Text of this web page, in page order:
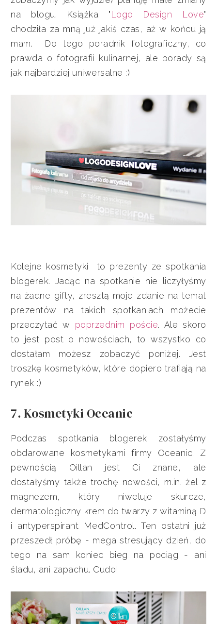
na blogu. Książka "Logo Design Love"
chodziła za mną już jakiś czas, aż w końcu ją
mam. Do tego poradnik fotograficzny, co
prawda o fotografii kulinarnej, ale porady są
jak najbardziej uniwersalne :)
Kolejne kosmetyki to prezenty ze spotkania
blogerek. Jadąc na spotkanie nie liczyłyśmy
na żadne gifty, zresztą moje zdanie na temat
prezentów na takich spotkaniach możecie
przeczytać w poprzednim poście. Ale skoro
to jest post o nowościach, to wszystko co
dostałam możesz zobaczyć poniżej. Jest
troszkę kosmetyków, które dopiero trafiają na
rynek :)
7. Kosmetyki Oceanic
Podczas spotkania blogerek zostałyśmy
obdarowane kosmetykami firmy Oceanic. Z
pewnością Oillan jest Ci znane, ale
dostałyśmy także trochę nowości, m.in. żel z
magnezem, który niweluje skurcze,
dermatologiczny krem do twarzy z witaminą D
i antyperspirant MedControl. Ten ostatni już
przeszedł próbę - mega stresujący dzień, do
tego na sam koniec bieg na pociąg - ani
śladu, ani zapachu. Cudo!